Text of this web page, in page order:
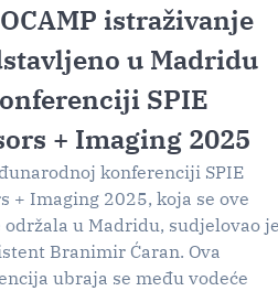
istraživanje
u Madridu
SPIE
+ Imaging 2025
konferenciji SPIE
+ Imaging 2025, koja se ove
održala u Madridu, sudjelovao je
Branimir Ćaran. Ova
ubraja se među vodeće